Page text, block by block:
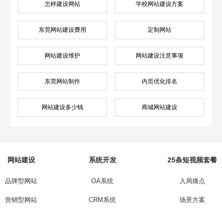
怎样建设网站 学校网站建设方案
东莞网站建设费用 定制网站
网站建设维护 网站建设注意事项
东莞网站制作 内页优化排名
网站建设多少钱 商城网站建设
网站建设
品牌型网站
营销型网站
系统开发
OA系统
CRM系统
25条短视频套餐
入局痛点
场景方案